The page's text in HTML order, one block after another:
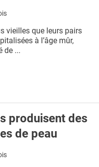
vieilles que leurs pairs
à l’âge mûr,
de ...
produisent des
de peau